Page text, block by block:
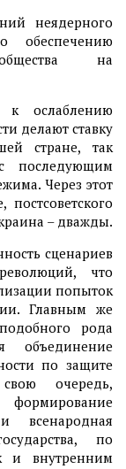
неядерного
обеспечению
на
к ослаблению
делают ставку
стране, так
последующим
Через этот
– дважды.
сценариев
что
попыток
Главным же
рода
объединение
по защите
очередь,
всенародная
по
и внутренним